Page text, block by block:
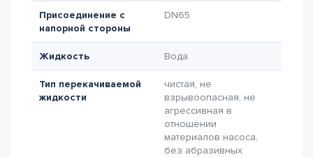
Присоединение с
напорной стороны
DN65
Жидкость Вода
Тип перекачиваемой
жидкости
чистая, не
взрывоопасная, не
агрессивная в
отношении
материалов насоса,
без абразивных